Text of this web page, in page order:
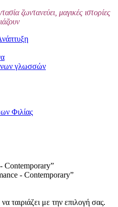
ζωντανεύει, μαγικές ιστορίες
γλωσσών
Φιλίας
Contemporary”
- Contemporary”
ταιριάζει με την επιλογή σας.